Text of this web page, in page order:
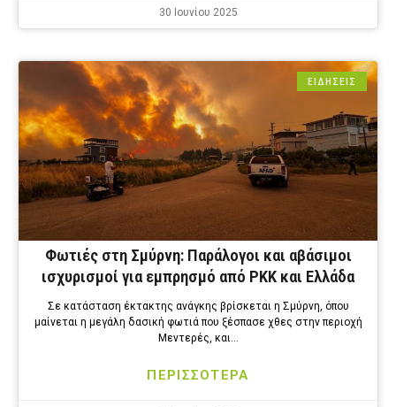
30 Ιουνίου 2025
ΕΙΔΗΣΕΙΣ
Φωτιές στη Σμύρνη: Παράλογοι και αβάσιμοι
ισχυρισμοί για εμπρησμό από PKK και Ελλάδα
Σε κατάσταση έκτακτης ανάγκης βρίσκεται η Σμύρνη, όπου
μαίνεται η μεγάλη δασική φωτιά που ξέσπασε χθες στην περιοχή
Μεντερές, και…
ΠΕΡΙΣΣΟΤΕΡΑ